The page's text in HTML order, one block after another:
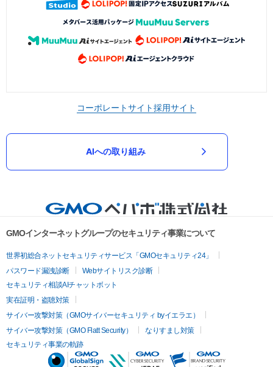
コーポレートサイト採用サイト
AIへの取り組み
GMOインターネットグループのセキュリティ事業について
世界初総合ネットセキュリティサービス「GMOセキュリティ24」
パスワード漏洩診断
Webサイトリスク診断
セキュリティ相談AIチャットボット
実在証明・盗聴対策
サイバー攻撃対策（GMOサイバーセキュリティ byイエラエ）
サイバー攻撃対策（GMO Flatt Security）
なりすまし対策
セキュリティ事業の軌跡